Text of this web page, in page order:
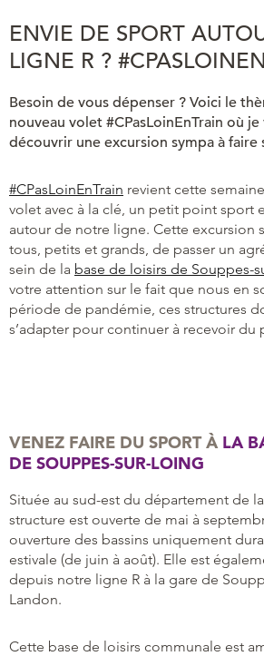
ENVIE DE SPORT
LIGNE R ?
Besoin de vous dépenser ? Voici le
nouveau volet #CPasLoinEnTrain où
découvrir une excursion sympa à faire
#CPasLoinEnTrain revient cette
volet avec à la clé, un petit point sport
autour de notre ligne. Cette excursion
tous, petits et grands, de passer un
sein de la base de loisirs de Souppes-
votre attention sur le fait que nous en
période de pandémie, ces structures
s’adapter pour continuer à recevoir du
VENEZ FAIRE DU SPORT À LA
DE SOUPPES-SUR-LOING
Située au sud-est du département de
structure est ouverte de mai à
ouverture des bassins uniquement
estivale (de juin à août). Elle est
depuis notre ligne R à la gare de
Landon.
Cette base de loisirs communale est